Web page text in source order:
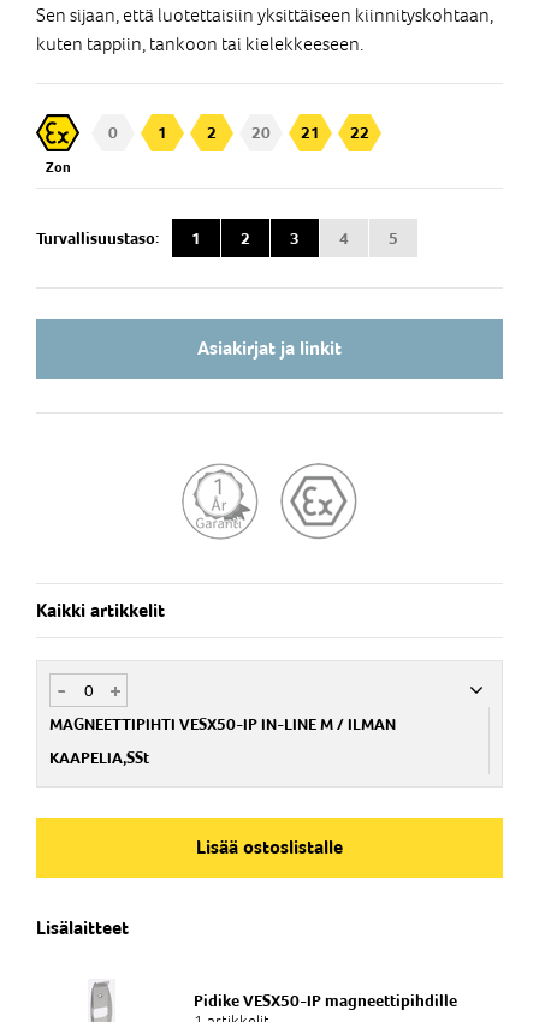
Sen sijaan, että luotettaisiin yksittäiseen kiinnityskohtaan,
kuten tappiin, tankoon tai kielekkeeseen.
Zon
0 1 2 20 21 22
Turvallisuustaso: 1 2 3 4 5
Asiakirjat ja linkit
Kaikki artikkelit
+
-
MAGNEETTIPIHTI VESX50-IP IN-LINE M / ILMAN
KAAPELIA,SSt
Nim. Nro
Lisää ostoslistalle
Lisälaitteet
Pidike VESX50-IP magneettipihdille